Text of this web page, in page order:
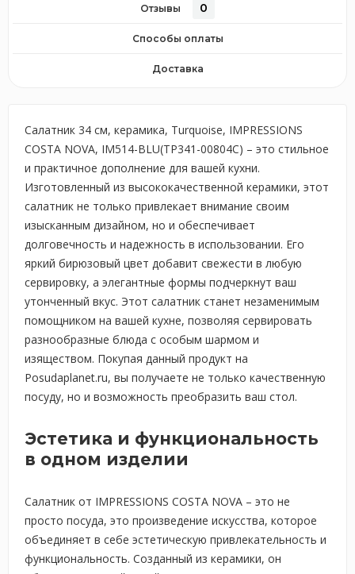
Отзывы 0
Способы оплаты
Доставка
Салатник 34 см, керамика, Turquoise, IMPRESSIONS
COSTA NOVA, IM514-BLU(TP341-00804C) – это стильное
и практичное дополнение для вашей кухни.
Изготовленный из высококачественной керамики, этот
салатник не только привлекает внимание своим
изысканным дизайном, но и обеспечивает
долговечность и надежность в использовании. Его
яркий бирюзовый цвет добавит свежести в любую
сервировку, а элегантные формы подчеркнут ваш
утонченный вкус. Этот салатник станет незаменимым
помощником на вашей кухне, позволяя сервировать
разнообразные блюда с особым шармом и
изяществом. Покупая данный продукт на
Posudaplanet.ru, вы получаете не только качественную
посуду, но и возможность преобразить ваш стол.
Эстетика и функциональность
в одном изделии
Салатник от IMPRESSIONS COSTA NOVA – это не
просто посуда, это произведение искусства, которое
объединяет в себе эстетическую привлекательность и
функциональность. Созданный из керамики, он